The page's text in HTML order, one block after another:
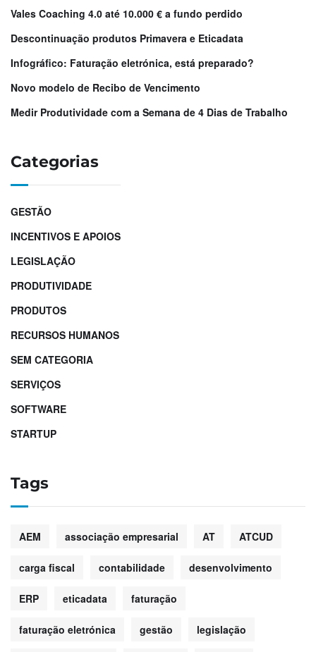
Vales Coaching 4.0 até 10.000 € a fundo perdido
Descontinuação produtos Primavera e Eticadata
Infográfico: Faturação eletrónica, está preparado?
Novo modelo de Recibo de Vencimento
Medir Produtividade com a Semana de 4 Dias de Trabalho
Categorias
GESTÃO
INCENTIVOS E APOIOS
LEGISLAÇÃO
PRODUTIVIDADE
PRODUTOS
RECURSOS HUMANOS
SEM CATEGORIA
SERVIÇOS
SOFTWARE
STARTUP
Tags
AEM associação empresarial AT ATCUD
carga fiscal contabilidade desenvolvimento
ERP eticadata faturação
faturação eletrónica gestão legislação